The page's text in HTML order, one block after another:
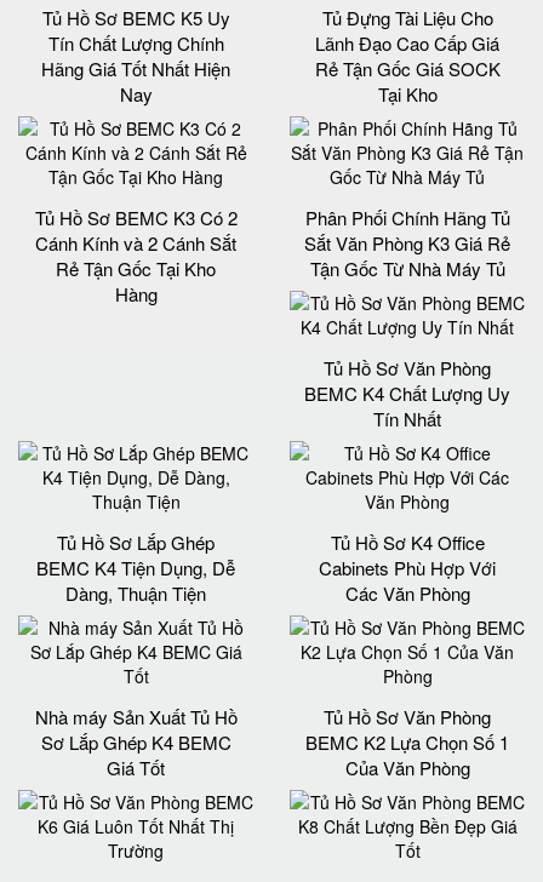
Tủ Hồ Sơ BEMC K5 Uy
Tín Chất Lượng Chính
Hãng Giá Tốt Nhất Hiện
Nay
Tủ Đựng Tài Liệu Cho
Lãnh Đạo Cao Cấp Giá
Rẻ Tận Gốc Giá SOCK
Tại Kho
Tủ Hồ Sơ BEMC K3 Có 2
Cánh Kính và 2 Cánh Sắt
Rẻ Tận Gốc Tại Kho
Hàng
Phân Phối Chính Hãng Tủ
Sắt Văn Phòng K3 Giá Rẻ
Tận Gốc Từ Nhà Máy Tủ
Tủ Hồ Sơ Văn Phòng
BEMC K4 Chất Lượng Uy
Tín Nhất
Tủ Hồ Sơ Lắp Ghép
BEMC K4 Tiện Dụng, Dễ
Dàng, Thuận Tiện
Tủ Hồ Sơ K4 Office
Cabinets Phù Hợp Với
Các Văn Phòng
Nhà máy Sản Xuất Tủ Hồ
Sơ Lắp Ghép K4 BEMC
Giá Tốt
Tủ Hồ Sơ Văn Phòng
BEMC K2 Lựa Chọn Số 1
Của Văn Phòng